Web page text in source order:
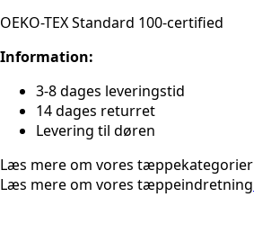
OEKO-TEX Standard 100-certified
Information:
3-8 dages leveringstid
14 dages returret
Levering til døren
Læs mere om vores tæppekategorier
Læs mere om vores tæppeindretning